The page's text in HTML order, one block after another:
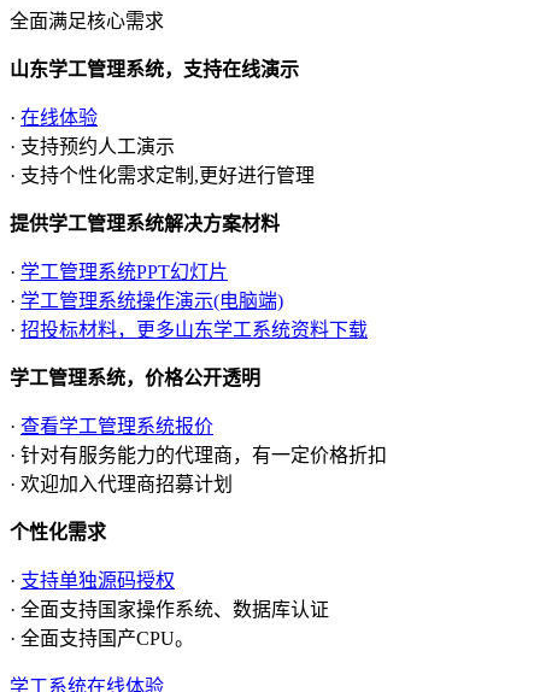
全面满足核心需求
山东学工管理系统，支持在线演示
· 在线体验
· 支持预约人工演示
· 支持个性化需求定制,更好进行管理
提供学工管理系统解决方案材料
· 学工管理系统PPT幻灯片
· 学工管理系统操作演示(电脑端)
· 招投标材料，更多山东学工系统资料下载
学工管理系统，价格公开透明
· 查看学工管理系统报价
· 针对有服务能力的代理商，有一定价格折扣
· 欢迎加入代理商招募计划
个性化需求
· 支持单独源码授权
· 全面支持国家操作系统、数据库认证
· 全面支持国产CPU。
学工系统在线体验